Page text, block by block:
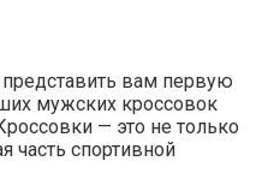
вам первую
мужских кроссовок
— это не только
часть спортивной